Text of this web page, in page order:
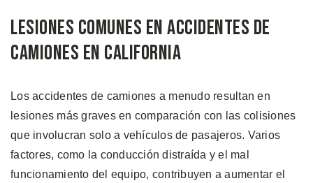
Lesiones Comunes en Accidentes de
Camiones en California
Los accidentes de camiones a menudo resultan en
lesiones más graves en comparación con las colisiones
que involucran solo a vehículos de pasajeros. Varios
factores, como la conducción distraída y el mal
funcionamiento del equipo, contribuyen a aumentar el